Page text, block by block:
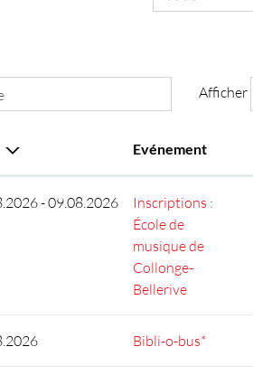
Afficher
Evénement
- 09.08.2026
Inscriptions :
École de
musique de
Collonge-
Bellerive
Bibli-o-bus*